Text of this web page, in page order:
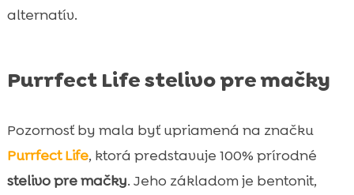
alternatív.
Purrfect Life stelivo pre mačky
Pozornosť by mala byť upriamená na značku
Purrfect Life, ktorá predstavuje 100% prírodné
stelivo pre mačky. Jeho základom je bentonit,